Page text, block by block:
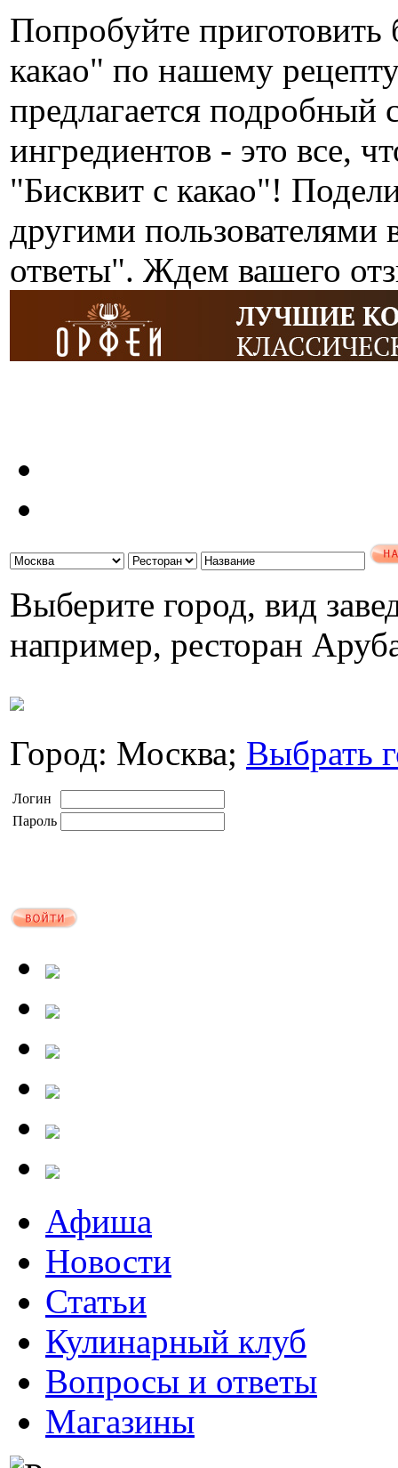
Попробуйте
какао" по нашему
предлагается подробный
ингредиентов - это все,
"Бисквит с какао"!
другими
ответы". Ждем вашего
Выберите город, вид
например, ресторан
Город: Москва; Выбрать
Логин
Пароль
Афиша
Новости
Статьи
Кулинарный клуб
Вопросы и ответы
Магазины